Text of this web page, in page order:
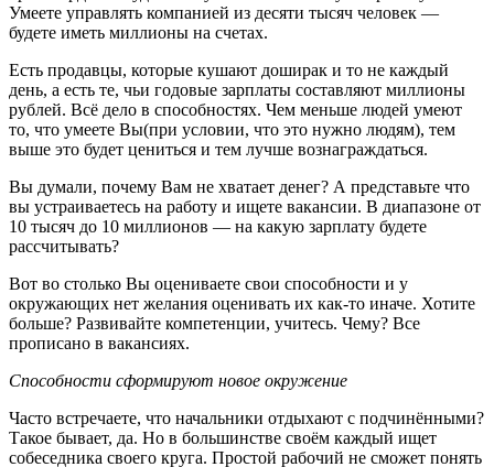
Умеете управлять компанией из десяти тысяч человек —
будете иметь миллионы на счетах.
Есть продавцы, которые кушают доширак и то не каждый
день, а есть те, чьи годовые зарплаты составляют миллионы
рублей. Всё дело в способностях. Чем меньше людей умеют
то, что умеете Вы(при условии, что это нужно людям), тем
выше это будет цениться и тем лучше вознаграждаться.
Вы думали, почему Вам не хватает денег? А представьте что
вы устраиваетесь на работу и ищете вакансии. В диапазоне от
10 тысяч до 10 миллионов — на какую зарплату будете
рассчитывать?
Вот во столько Вы оцениваете свои способности и у
окружающих нет желания оценивать их как-то иначе. Хотите
больше? Развивайте компетенции, учитесь. Чему? Все
прописано в вакансиях.
Способности сформируют новое окружение
Часто встречаете, что начальники отдыхают с подчинёнными?
Такое бывает, да. Но в большинстве своём каждый ищет
собеседника своего круга. Простой рабочий не сможет понять